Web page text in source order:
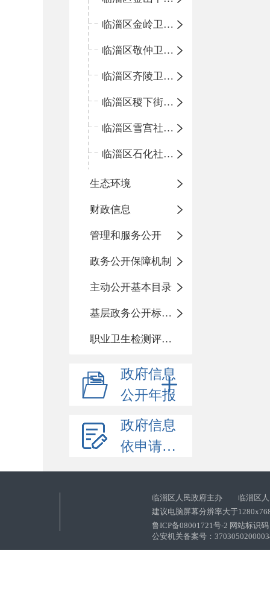
临淄区金岭卫生院
临淄区敬仲卫生院
临淄区齐陵卫生院
临淄区稷下街道淄江社区卫生服务中心
临淄区雪宫社区卫生服务中心
临淄区石化社区卫生服务中心
生态环境
财政信息
管理和服务公开
政务公开保障机制
主动公开基本目录
基层政务公开标准化目录
职业卫生检测评价信息
政府信息
公开年报
政府信息
依申请公开
临淄区人民政府主办 临淄区人
建议电脑屏幕分辨率大于
鲁ICP备08001721号-2 网站标识
公安机关备案号：